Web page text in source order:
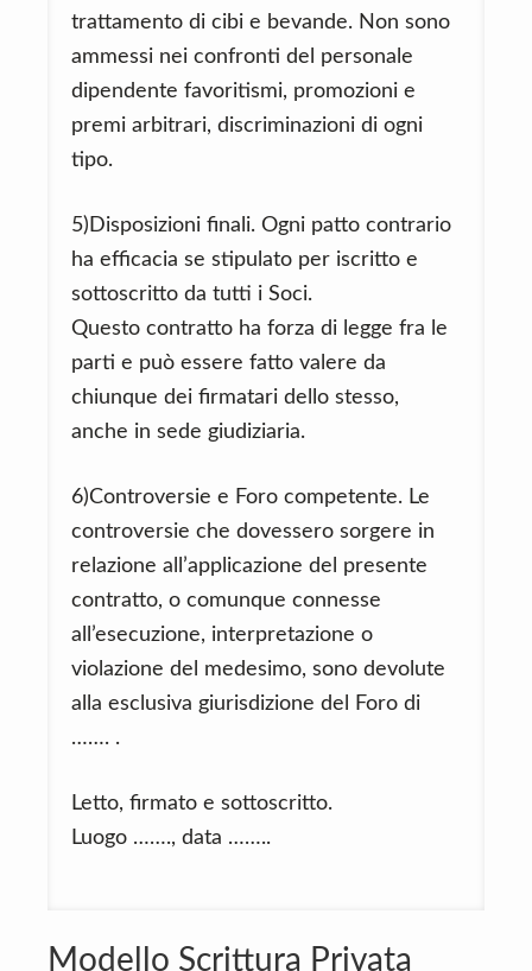
trattamento di cibi e bevande. Non sono
ammessi nei confronti del personale
dipendente favoritismi, promozioni e
premi arbitrari, discriminazioni di ogni
tipo.
5)Disposizioni finali. Ogni patto contrario
ha efficacia se stipulato per iscritto e
sottoscritto da tutti i Soci.
Questo contratto ha forza di legge fra le
parti e può essere fatto valere da
chiunque dei firmatari dello stesso,
anche in sede giudiziaria.
6)Controversie e Foro competente. Le
controversie che dovessero sorgere in
relazione all’applicazione del presente
contratto, o comunque connesse
all’esecuzione, interpretazione o
violazione del medesimo, sono devolute
alla esclusiva giurisdizione del Foro di
……. .
Letto, firmato e sottoscritto.
Luogo ……., data ……..
Modello Scrittura Privata